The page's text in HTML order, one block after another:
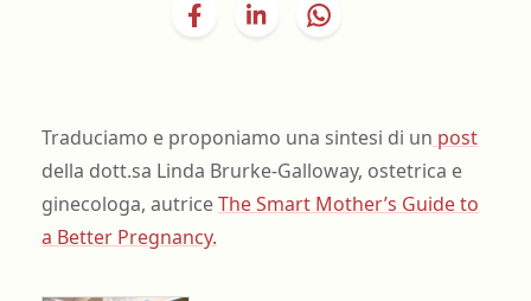
Traduciamo e proponiamo una sintesi di un post
della dott.sa Linda Brurke-Galloway, ostetrica e
ginecologa, autriceThe Smart Mother’s Guide to
a Better Pregnancy.